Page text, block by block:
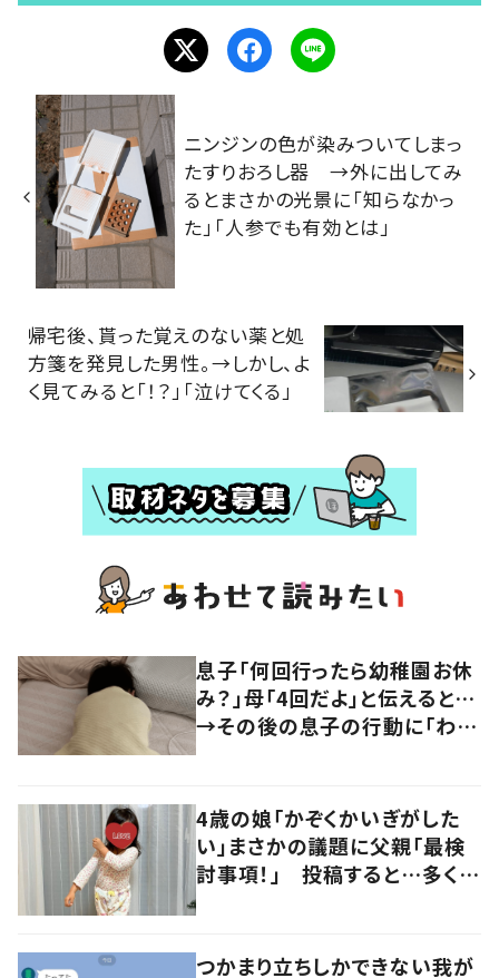
ニンジンの色が染みついてしまっ
たすりおろし器 →外に出してみ
るとまさかの光景に「知らなかっ
た」「人参でも有効とは」
帰宅後、貰った覚えのない薬と処
方箋を発見した男性。→しかし、よ
く見てみると「！？」「泣けてくる」
息子「何回行ったら幼稚園お休
み？」母「4回だよ」と伝えると…
→その後の息子の行動に「わか
4歳の娘「かぞくかいぎがした
い」まさかの議題に父親「最検
討事項！」 投稿すると…多くの
つかまり立ちしかできない我が